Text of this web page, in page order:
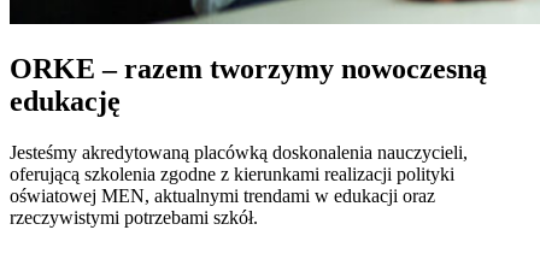
ORKE – razem tworzymy nowoczesną
edukację
Jesteśmy akredytowaną placówką doskonalenia nauczycieli,
oferującą szkolenia zgodne z kierunkami realizacji polityki
oświatowej MEN, aktualnymi trendami w edukacji oraz
rzeczywistymi potrzebami szkół.